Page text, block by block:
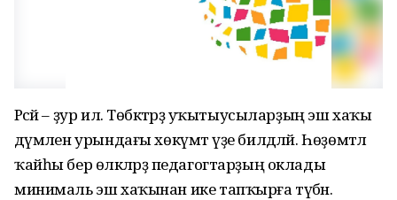
Рәсәй – ҙур ил. Төбәктәрҙә уҡытыусыларҙың эш хаҡы
дәүмәлен урындағы хөкүмәт үҙе билдәләй. Һөҙөмтәлә
ҡайһы бер өлкәләрҙә педагогтарҙың оклады
минималь эш хаҡынан ике тапҡырға түбән.